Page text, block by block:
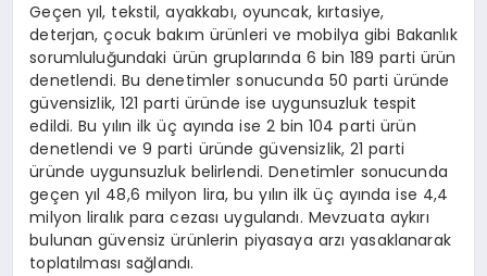
Geçen yıl, tekstil, ayakkabı, oyuncak, kırtasiye,
deterjan, çocuk bakım ürünleri ve mobilya gibi Bakanlık
sorumluluğundaki ürün gruplarında 6 bin 189 parti ürün
denetlendi. Bu denetimler sonucunda 50 parti üründe
güvensizlik, 121 parti üründe ise uygunsuzluk tespit
edildi. Bu yılın ilk üç ayında ise 2 bin 104 parti ürün
denetlendi ve 9 parti üründe güvensizlik, 21 parti
üründe uygunsuzluk belirlendi. Denetimler sonucunda
geçen yıl 48,6 milyon lira, bu yılın ilk üç ayında ise 4,4
milyon liralık para cezası uygulandı. Mevzuata aykırı
bulunan güvensiz ürünlerin piyasaya arzı yasaklanarak
toplatılması sağlandı.